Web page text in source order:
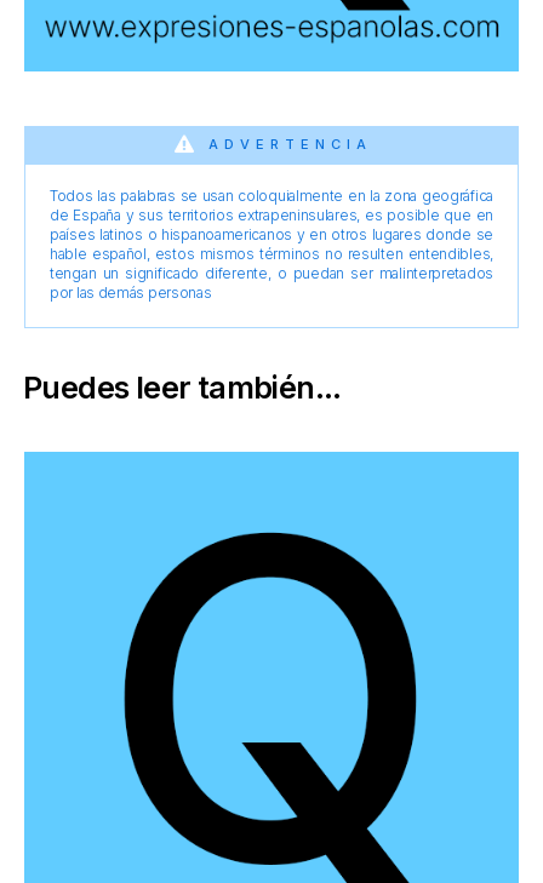
ADVERTENCIA
Todos las palabras se usan coloquialmente en la zona geográfica
de España y sus territorios extrapeninsulares, es posible que en
países latinos o hispanoamericanos y en otros lugares donde se
hable español, estos mismos términos no resulten entendibles,
tengan un significado diferente, o puedan ser malinterpretados
por las demás personas
Puedes leer también...